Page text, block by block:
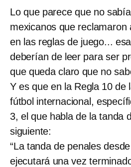
Lo que parece que no
mexicanos que reclamaron
en las reglas de juego...
deberían de leer para ser
que queda claro que no
Y es que en la Regla 10 de
fútbol internacional,
3, el que habla de la tanda
siguiente:
“La tanda de penales
ejecutará una vez